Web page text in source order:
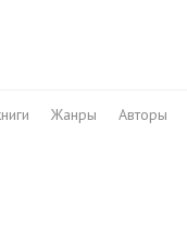
Жанры Авторы